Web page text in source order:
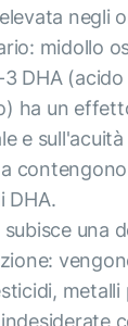
negli
midollo
DHA (acido
ha un
e
DHA.
una
metalli